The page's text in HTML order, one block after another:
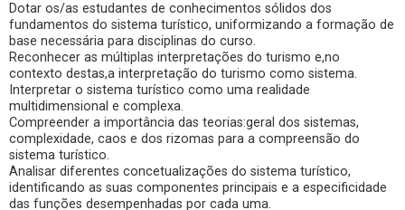
Dotar os/as estudantes de conhecimentos sólidos dos
fundamentos do sistema turístico, uniformizando a formação de
base necessária para disciplinas do curso.
Reconhecer as múltiplas interpretações do turismo e,no
contexto destas,a interpretação do turismo como sistema.
Interpretar o sistema turístico como uma realidade
multidimensional e complexa.
Compreender a importância das teorias:geral dos sistemas,
complexidade, caos e dos rizomas para a compreensão do
sistema turístico.
Analisar diferentes concetualizações do sistema turístico,
identificando as suas componentes principais e a especificidade
das funções desempenhadas por cada uma.